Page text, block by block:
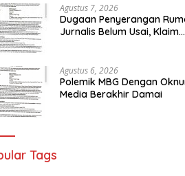
Agustus 7, 2026
Dugaan Penyerangan
Jurnalis Belum Usai, Klaim
Agustus 6, 2026
Polemik MBG Dengan
Media Berakhir Damai
Tags